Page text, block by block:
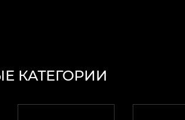
КАТЕГОРИИ